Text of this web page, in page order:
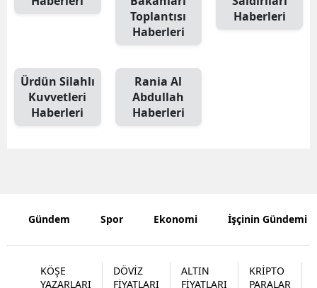
Toplantısı
Haberleri
Haberleri
Ürdün Silahlı
Kuvvetleri
Haberleri
Rania Al
Abdullah
Haberleri
Gündem Spor Ekonomi İşçinin Gündemi
KÖŞE
YAZARLARI
DÖVİZ
FİYATLARI
ALTIN
FİYATLARI
KRİPTO
PARALAR